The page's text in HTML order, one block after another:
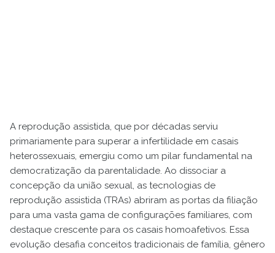
A reprodução assistida, que por décadas serviu
primariamente para superar a infertilidade em casais
heterossexuais, emergiu como um pilar fundamental na
democratização da parentalidade. Ao dissociar a
concepção da união sexual, as tecnologias de
reprodução assistida (TRAs) abriram as portas da filiação
para uma vasta gama de configurações familiares, com
destaque crescente para os casais homoafetivos. Essa
evolução desafia conceitos tradicionais de família, gênero